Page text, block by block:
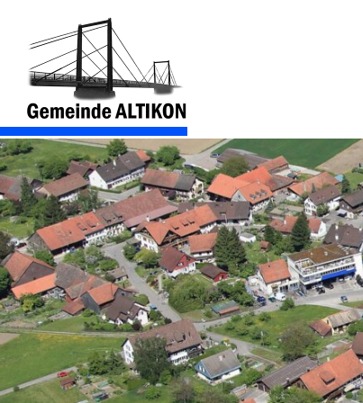
Navigieren in der Gemeinde Altikon
Schnellnavigation